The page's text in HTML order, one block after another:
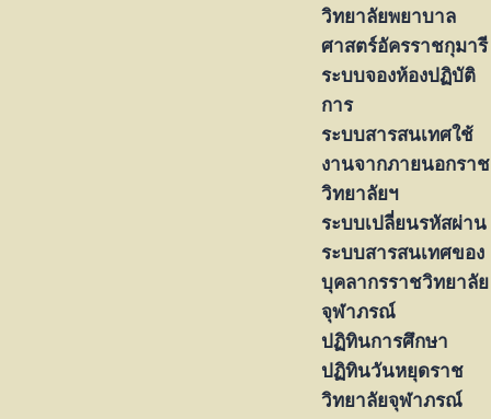
วิทยาลัยพยาบาล
ศาสตร์อัครราชกุมารี
ระบบจองห้องปฏิบัติ
การ
ระบบสารสนเทศใช้
งานจากภายนอกราช
วิทยาลัยฯ
ระบบเปลี่ยนรหัสผ่าน
ระบบสารสนเทศของ
บุคลากรราชวิทยาลัย
จุฬาภรณ์
ปฏิทินการศึกษา
ปฏิทินวันหยุดราช
วิทยาลัยจุฬาภรณ์